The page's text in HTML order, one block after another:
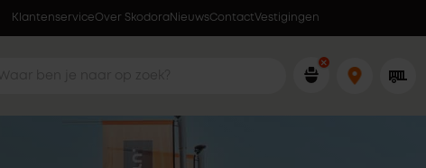
Lokaal geproduceerd in eigen fabriek
KlantenserviceOver Skodora NieuwsContactVestigingen